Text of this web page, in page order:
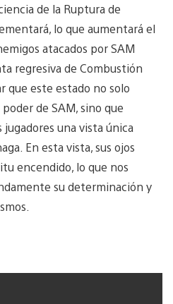
de la Ruptura de
lo que aumentará el
atacados por SAM
regresiva de Combustión
que este estado no solo
de SAM, sino que
una vista única
En esta vista, sus ojos
encendido, lo que nos
su determinación y